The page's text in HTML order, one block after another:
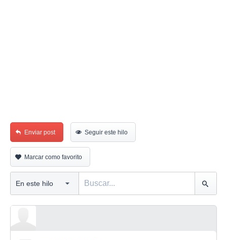
Enviar post Seguir este hilo
Marcar como favorito